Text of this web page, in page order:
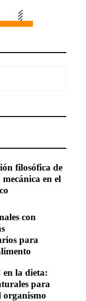
filosófica de
en el
con
para
la dieta:
para
organismo